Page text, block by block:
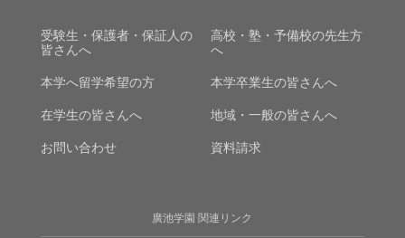
受験生・保護者・保証人の
皆さんへ
高校・塾・予備校の先生方
へ
本学へ留学希望の方 本学卒業生の皆さんへ
在学生の皆さんへ 地域・一般の皆さんへ
お問い合わせ 資料請求
廣池学園 関連リンク